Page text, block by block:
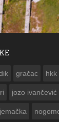
gračac hkk
jozo ivančević